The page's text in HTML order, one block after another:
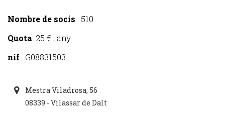
Nombre de socis : 510
Quota: 25 € l'any.
nif : G08831503
Mestra Viladrosa, 56
08339 - Vilassar de Dalt